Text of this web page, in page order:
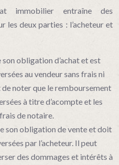
immobilier entraîne des
les deux parties : l’acheteur et
obligation d’achat et est
au vendeur sans frais ni
noter que le remboursement
à titre d’acompte et les
de notaire.
son obligation de vente et doit
par l’acheteur. Il peut
des dommages et intérêts à